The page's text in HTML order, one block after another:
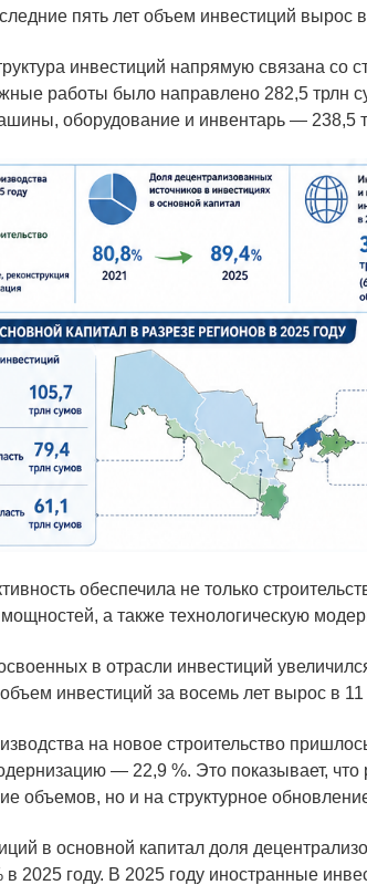
пять лет объем инвестиций вырос
инвестиций напрямую связана со
работы было направлено 282,5 трлн
оборудование и инвентарь — 238,5
обеспечила не только
а также технологическую
в отрасли инвестиций
инвестиций за восемь лет вырос в 11
на новое строительство
— 22,9 %. Это показывает, что
объемов, но и на структурное
в основной капитал доля
в 2025 году. В 2025 году иностранные